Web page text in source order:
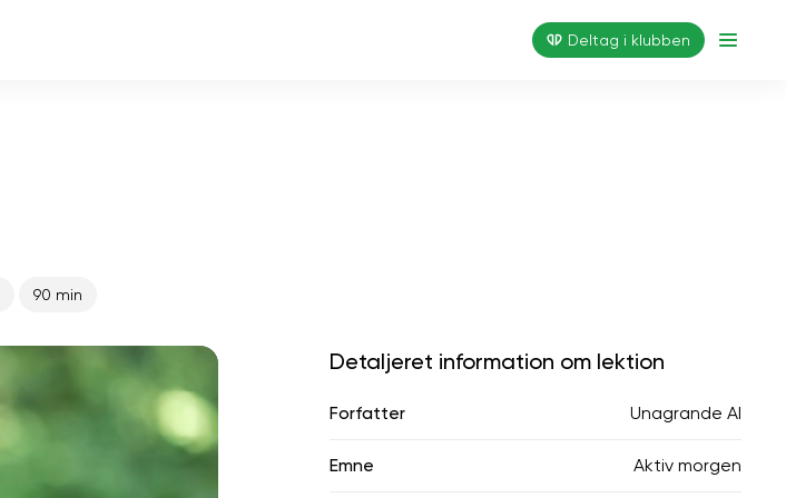
Deltag i klubben
90 min
01:44
Detaljeret information om lektion
Forfatter Unagrande AI
Emne Aktiv morgen